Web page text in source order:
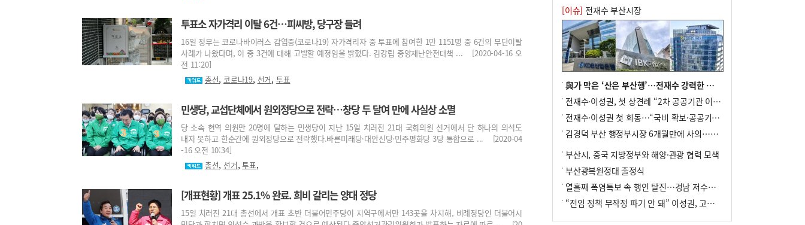
투표소 자가격리 이탈 6건…피씨방, 당구장 들려
16일 정부는 코로나바이러스 감염증(코로나19) 자가격리자 중 투표에 참여한 1만 1151명 중 6건의 무단이탈
사례가 나왔다며, 이 중 3건에 대해 고발할 예정임을 밝혔다. 김강립 중앙재난안전대책 ... [2020-04-16 오
전 11:20]
총선,코로나19, 선거, 투표
민생당, 교섭단체에서 원외정당으로 전락…창당 두 달여 만에 사실상 소멸
당 소속 현역 의원만 20명에 달하는 민생당이 지난 15일 치러진 21대 국회의원 선거에서 단 하나의 의석도
내지 못하고 한순간에 원외정당으로 전락했다.바른미래당·대안신당·민주평화당 3당 통합으로 ... [2020-04
-16 오전 10:34]
총선, 선거,투표,
[개표현황] 개표 25.1% 완료. 희비 갈리는 양대 정당
15일 치러진 21대 총선에서 개표 초반 더불어민주당이 지역구에서만 143곳을 차지해, 비례정당인 더불어시
풀 꺾일 듯
8
피란마을 67년 역사인데…전교생 24명 아
미초 통폐합 기로
9
외국인 선원 ‘인신매매 경유지’ 된 부산…
10 교육혁신선도지 공모 코앞인데…구·군 난
색에 교육청 ‘쩔쩔’
[이슈] 전재수 부산시장
與가 막은 ‘산은 부산행’…전재수 강력한 의지 표명 없인 공염불
전재수·이성권, 첫 상견례 “2차 공공기관 이전 초당 협력”(종합)
전재수·이성권 첫 회동…“국비 확보·공공기관 이전 협력”
김경덕 부산 행정부시장 6개월만에 사의…후임 인선 촉각
부산시, 중국 지방정부와 해양·관광 협력 모색
부산광복원정대 출정식
열흘째 폭염특보 속 행인 탈진…경남 저수율 평년의 절반
“전임 정책 무작정 파기 안 돼” 이성권, 고강도 ‘전재수 견제’ 예고